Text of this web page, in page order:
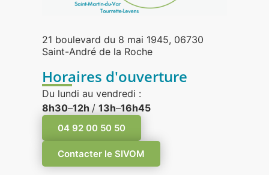
21 boulevard du 8 mai 1945, 06730
Saint-André de la Roche
Horaires d'ouverture
Du lundi au vendredi :
8h30–12h / 13h–16h45
04 92 00 50 50
Contacter le SIVOM